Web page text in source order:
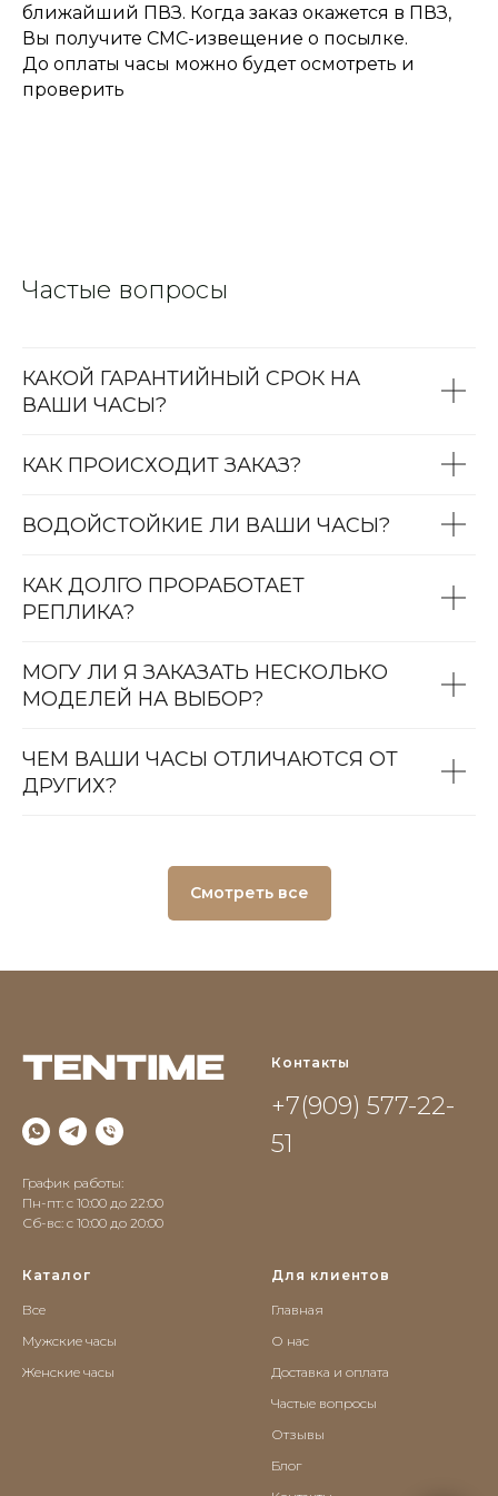
ближайший ПВЗ. Когда заказ окажется в ПВЗ,
Вы получите СМС-извещение о посылке.
До оплаты часы можно будет осмотреть и
проверить
Частые вопросы
КАКОЙ ГАРАНТИЙНЫЙ СРОК НА
ВАШИ ЧАСЫ?
КАК ПРОИСХОДИТ ЗАКАЗ?
ВОДОЙСТОЙКИЕ ЛИ ВАШИ ЧАСЫ?
КАК ДОЛГО ПРОРАБОТАЕТ
РЕПЛИКА?
МОГУ ЛИ Я ЗАКАЗАТЬ НЕСКОЛЬКО
МОДЕЛЕЙ НА ВЫБОР?
ЧЕМ ВАШИ ЧАСЫ ОТЛИЧАЮТСЯ ОТ
ДРУГИХ?
Смотреть все
График работы:
Пн-пт: с 10:00 до 22:00
Сб-вс: c 10:00 до 20:00
Контакты
+7(909) 577-22-
51
Каталог
Все
Мужские часы
Женские часы
Для клиентов
Главная
О нас
Доставка и оплата
Частые вопросы
Отзывы
Блог